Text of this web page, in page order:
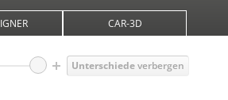
CAR-3D
Unterschiedeverbergen